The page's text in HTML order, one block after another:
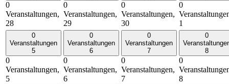
0
Veranstaltungen,
28
0
Veranstaltungen,
29
0
Veranstaltungen,
30
0
1
0
Veranstaltungen
5
0
Veranstaltungen,
5
0
Veranstaltungen
6
0
Veranstaltungen,
6
0
Veranstaltungen
7
0
Veranstaltungen,
7
0
8
0
8